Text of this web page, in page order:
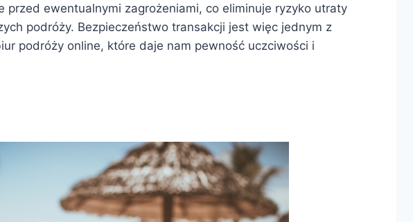
przed ewentualnymi zagrożeniami, co eliminuje ryzyko utraty
podróży. Bezpieczeństwo transakcji jest więc jednym z
podróży online, które daje nam pewność uczciwości i